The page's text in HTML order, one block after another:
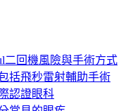
二回機風險與手術方式
括飛秒雷射輔助手術
認證眼科